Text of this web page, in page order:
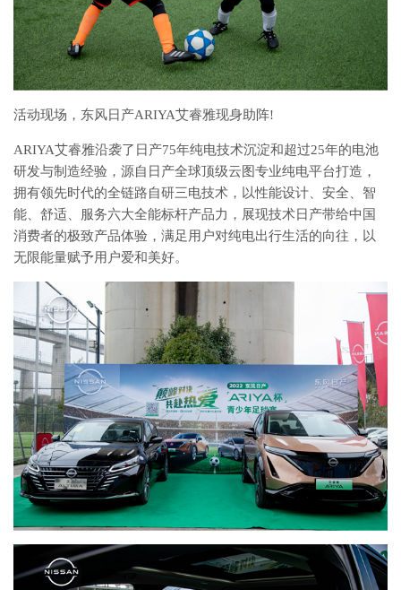
活动现场，东风日产ARIYA艾睿雅现身助阵!
ARIYA艾睿雅沿袭了日产75年纯电技术沉淀和超过25年的电池
研发与制造经验，源自日产全球顶级云图专业纯电平台打造，
拥有领先时代的全链路自研三电技术，以性能设计、安全、智
能、舒适、服务六大全能标杆产品力，展现技术日产带给中国
消费者的极致产品体验，满足用户对纯电出行生活的向往，以
无限能量赋予用户爱和美好。